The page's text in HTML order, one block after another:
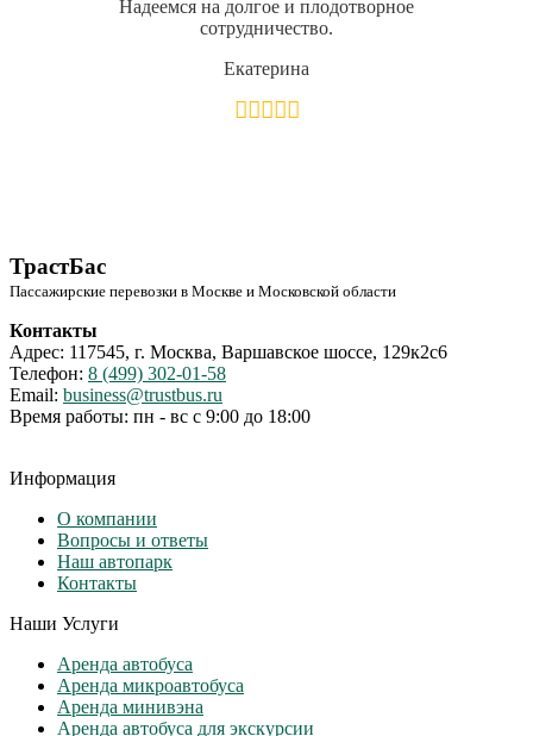
Надеемся на долгое и плодотворное
сотрудничество.
Екатерина
ТрастБас
Пассажирские перевозки в Москве и Московской области
Контакты
Адрес: 117545, г. Москва, Варшавское шоссе, 129к2с6
Телефон: 8 (499) 302-01-58
Email: business@trustbus.ru
Время работы: пн - вс с 9:00 до 18:00
Информация
О компании
Вопросы и ответы
Наш автопарк
Контакты
Наши Услуги
Аренда автобуса
Аренда микроавтобуса
Аренда минивэна
Аренда автобуса для экскурсии